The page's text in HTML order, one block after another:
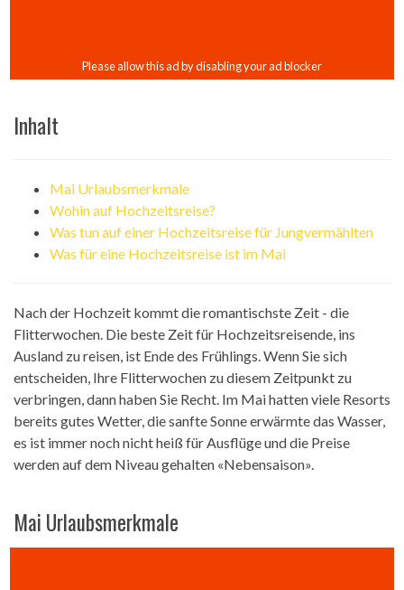
Inhalt
Mai Urlaubsmerkmale
Wohin auf Hochzeitsreise?
Was tun auf einer Hochzeitsreise für Jungvermählten
Was für eine Hochzeitsreise ist im Mai
Nach der Hochzeit kommt die romantischste Zeit - die
Flitterwochen. Die beste Zeit für Hochzeitsreisende, ins
Ausland zu reisen, ist Ende des Frühlings. Wenn Sie sich
entscheiden, Ihre Flitterwochen zu diesem Zeitpunkt zu
verbringen, dann haben Sie Recht. Im Mai hatten viele Resorts
bereits gutes Wetter, die sanfte Sonne erwärmte das Wasser,
es ist immer noch nicht heiß für Ausflüge und die Preise
werden auf dem Niveau gehalten «Nebensaison».
Mai Urlaubsmerkmale